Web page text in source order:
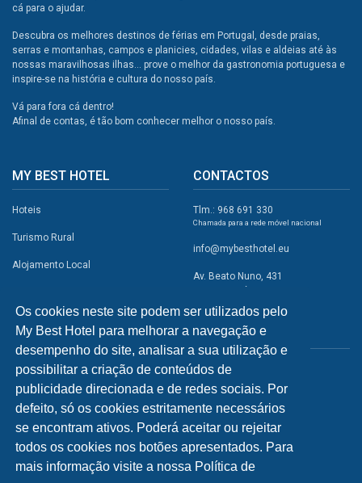
Os cookies neste site podem ser utilizados pelo
My Best Hotel para melhorar a navegação e
desempenho do site, analisar a sua utilização e
possibilitar a criação de conteúdos de
publicidade direcionada e de redes sociais. Por
defeito, só os cookies estritamente necessários
se encontram ativos. Poderá aceitar ou rejeitar
todos os cookies nos botões apresentados. Para
mais informação visite a nossa Política de
cá para o ajudar.
Descubra os melhores destinos de férias em Portugal, desde praias,
serras e montanhas, campos e planicies, cidades, vilas e aldeias até às
nossas maravilhosas ilhas... prove o melhor da gastronomia portuguesa e
inspire-se na história e cultura do nosso país.
Vá para fora cá dentro!
Afinal de contas, é tão bom conhecer melhor o nosso país.
MY BEST HOTEL
Hoteis
Turismo Rural
Alojamento Local
Campismo
Atividades
Restaurantes
A Visitar
INFORMAÇÕES
Política de Privacidade
CONTACTOS
Tlm.: 968 691 330
Chamada para a rede móvel nacional
info@mybesthotel.eu
Av. Beato Nuno, 431
2495-401 Fátima
REDES SOCIAIS